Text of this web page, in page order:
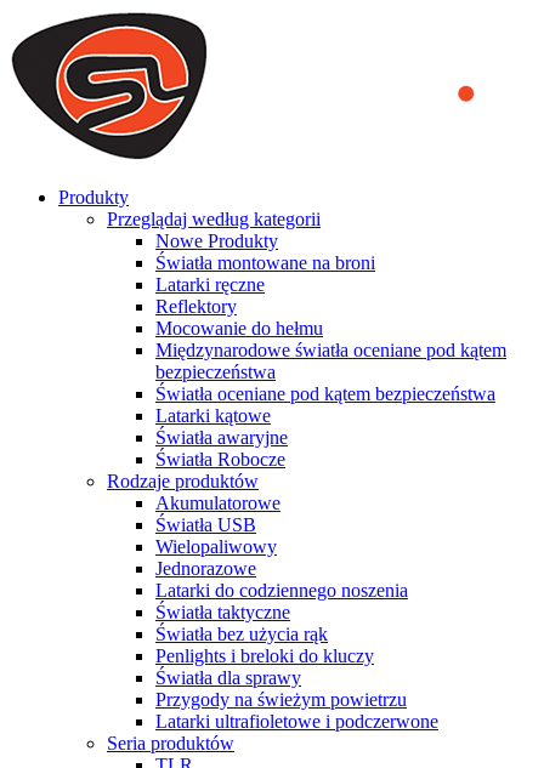
We use cookies to ensure that we provide you the best experience
on our website. By continuing to browse this website, you accept
that cookies are used to help us analyze how the website is used and
to offer you a better experience. To learn more or to find out how
you can disable cookies, you can access our
Produkty
Przeglądaj według kategorii
Nowe Produkty
Światła montowane na broni
Latarki ręczne
Reflektory
Mocowanie do hełmu
Międzynarodowe światła oceniane pod kątem
bezpieczeństwa
Światła oceniane pod kątem bezpieczeństwa
Latarki kątowe
Światła awaryjne
Światła Robocze
Rodzaje produktów
Akumulatorowe
Światła USB
Wielopaliwowy
Jednorazowe
Latarki do codziennego noszenia
Światła taktyczne
Światła bez użycia rąk
Penlights i breloki do kluczy
Światła dla sprawy
Przygody na świeżym powietrzu
Latarki ultrafioletowe i podczerwone
Seria produktów